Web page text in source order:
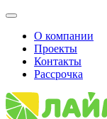
О компании
Проекты
Контакты
Рассрочка